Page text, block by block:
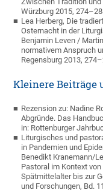
Würzburg 2015,
Lea Herberg, Die
Osternacht in der
Benjamin Leven /
normativem Anspruch
Regensburg 2013,
Kleinere Beiträge
Rezension zu: Nadine
Abgründe. Das
in: Rottenburger
Liturgisches und
in Pandemien und
Benedikt Kranemann/
Pastoral im Kontext
Spätmittelalter bis zur
und Forschungen, Bd.